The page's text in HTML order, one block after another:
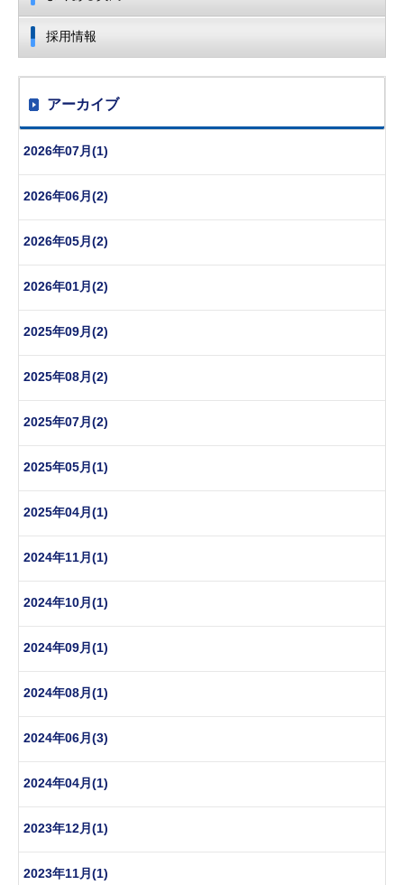
採用情報
アーカイブ
2026年07月(1)
2026年06月(2)
2026年05月(2)
2026年01月(2)
2025年09月(2)
2025年08月(2)
2025年07月(2)
2025年05月(1)
2025年04月(1)
2024年11月(1)
2024年10月(1)
2024年09月(1)
2024年08月(1)
2024年06月(3)
2024年04月(1)
2023年12月(1)
2023年11月(1)